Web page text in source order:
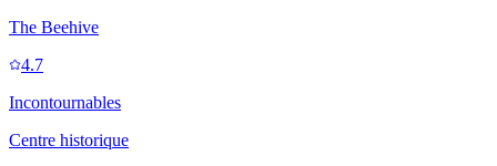
The Beehive
4.7
Incontournables
Centre historique